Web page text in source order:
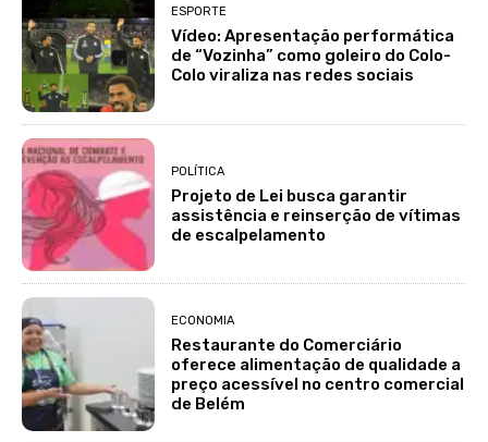
ESPORTE
Vídeo: Apresentação performática
de “Vozinha” como goleiro do Colo-
Colo viraliza nas redes sociais
POLÍTICA
Projeto de Lei busca garantir
assistência e reinserção de vítimas
de escalpelamento
ECONOMIA
Restaurante do Comerciário
oferece alimentação de qualidade a
preço acessível no centro comercial
de Belém